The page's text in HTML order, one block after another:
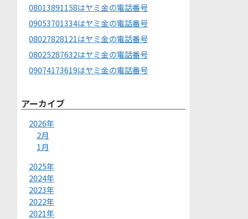
08013891158はヤミ金の電話番号
09053701334はヤミ金の電話番号
08027828121はヤミ金の電話番号
08025287632はヤミ金の電話番号
09074173619はヤミ金の電話番号
アーカイブ
2026年
2月
1月
2025年
2024年
2023年
2022年
2021年